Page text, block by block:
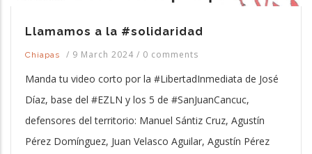
Llamamos a la #solidaridad
Chiapas / 9 March 2024 / 0 comments
Manda tu video corto por la #LibertadInmediata de José
Díaz, base del #EZLN y los 5 de #SanJuanCancuc,
defensores del territorio: Manuel Sántiz Cruz, Agustín
Pérez Domínguez, Juan Velasco Aguilar, Agustín Pérez